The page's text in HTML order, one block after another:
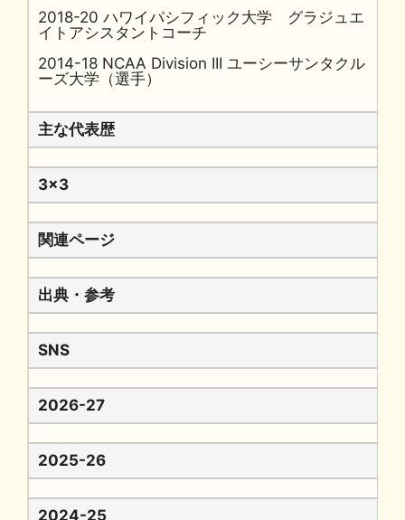
2018-20 ハワイパシフィック大学 グラジュエ
イトアシスタントコーチ
2014-18 NCAA Division III ユーシーサンタクル
ーズ大学（選手）
主な代表歴
3x3
関連ページ
出典・参考
SNS
2026-27
2025-26
2024-25